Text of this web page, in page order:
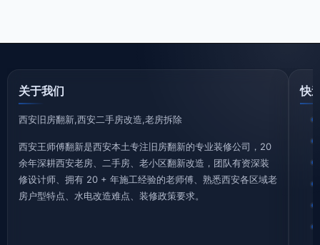
关于我们
西安旧房翻新,西安二手房改造,老房拆除
西安王师傅翻新是西安本土专注旧房翻新的专业装修公司，20
余年深耕西安老房、二手房、老小区翻新改造，团队有资深装
修设计师、拥有 20 + 年施工经验的老师傅、熟悉西安各区域老
房户型特点、水电改造难点、装修政策要求。
快